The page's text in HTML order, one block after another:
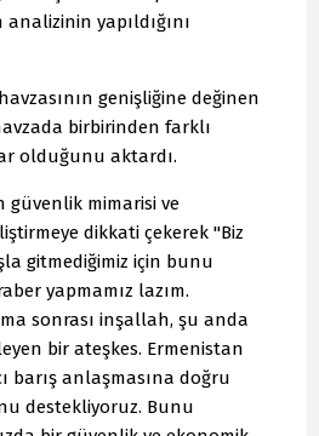
yapıldığını
genişliğine değinen
birbirinden farklı
olduğunu aktardı.
güvenlik mimarisi ve
dikkati çekerek "Biz
gitmediğimiz için bunu
yapmamız lazım.
sonrası inşallah, şu anda
bir ateşkes. Ermenistan
barış anlaşmasına doğru
destekliyoruz. Bunu